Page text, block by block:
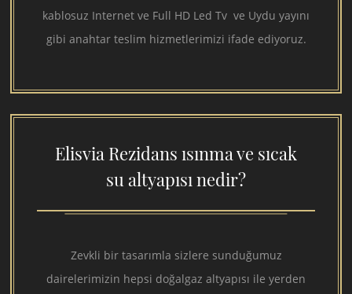
kablosuz Internet ve Full HD Led Tv ve Uydu yayını
gibi anahtar teslim hizmetlerimizi ifade ediyoruz.
Elisvia Rezidans ısınma ve sıcak
su altyapısı nedir?
Zevkli bir tasarımla sizlere sunduğumuz
dairelerimizin hepsi doğalgaz altyapısı ile yerden